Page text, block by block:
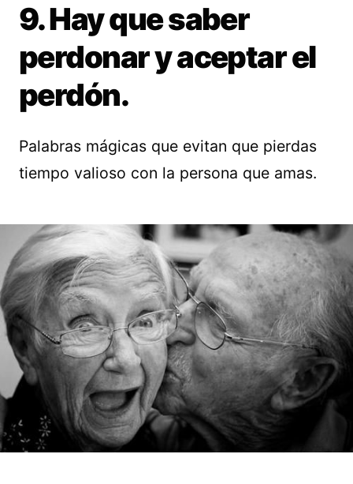
9. Hay que saber
perdonar y aceptar el
perdón.
Palabras mágicas que evitan que pierdas
tiempo valioso con la persona que amas.